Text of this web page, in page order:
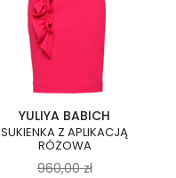
YULIYA BABICH
SUKIENKA Z APLIKACJĄ
RÓŻOWA
960,00 zł